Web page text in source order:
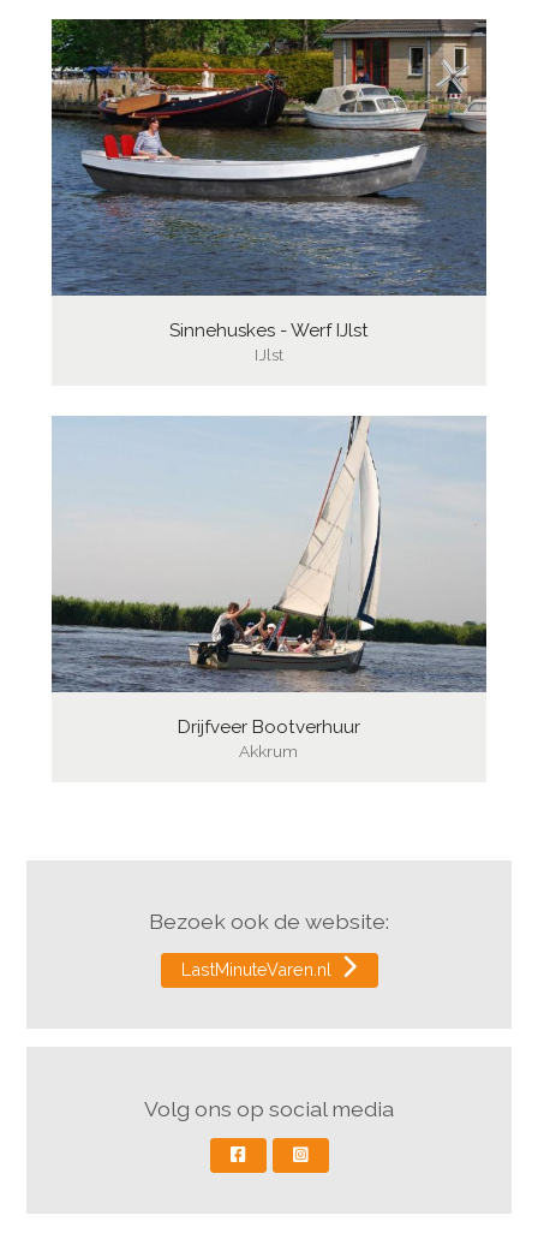
Sinnehuskes - Werf IJlst
IJlst
Drijfveer Bootverhuur
Akkrum
Bezoek ook de website:
LastMinuteVaren.nl
Volg ons op social media